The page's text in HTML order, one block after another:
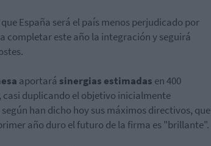
España será el país menos perjudicado por
completar este año la integración y seguirá
aportará sinergias estimadas en 400
casi duplicando el objetivo inicialmente
han dicho hoy sus máximos directivos, que
año duro el futuro de la firma es "brillante".